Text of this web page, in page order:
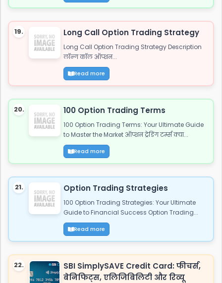
19. Long Call Option Trading Strategy
Long Call Option Trading Strategy Description
लॉन्ग कॉल ऑप्शन...
Read more
20. 100 Option Trading Terms
100 Option Trading Terms: Your Ultimate Guide
to Master the Market ऑप्शन ट्रेडिंग टर्म्स क्या...
Read more
21. Option Trading Strategies
100 Option Trading Strategies: Your Ultimate
Guide to Financial Success Option Trading...
Read more
22.
SBI SimplySAVE Credit Card: फीचर्स,
बेनिफिट्स, एलिजिबिलिटी और रिव्यू